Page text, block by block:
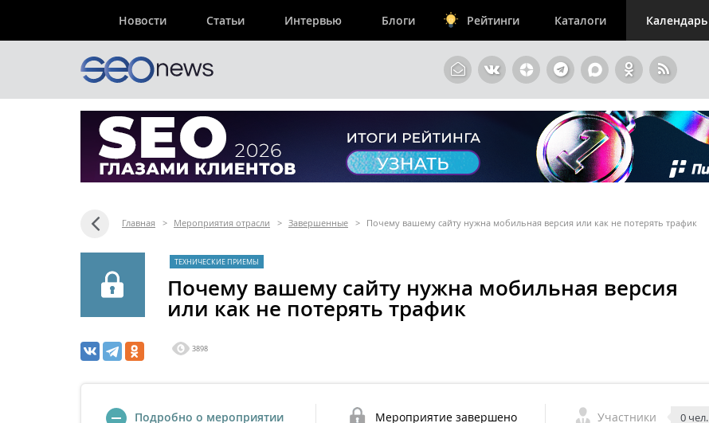
Новости Статьи Интервью Блоги Рейтинги Каталоги Календарь
Главная > Мероприятия отрасли > Завершенные > Почему вашему сайту нужна мобильная версия или как не потерять трафик
ТЕХНИЧЕСКИЕ ПРИЕМЫ
Почему вашему сайту нужна мобильная версия
или как не потерять трафик
3898
Подробно о мероприятии Мероприятие завершено Участники 0 чел.